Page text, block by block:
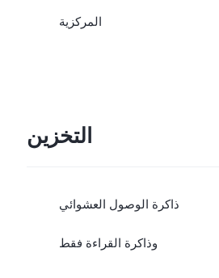
المركزية
التخزين
ذاكرة الوصول العشوائي
وذاكرة القراءة فقط